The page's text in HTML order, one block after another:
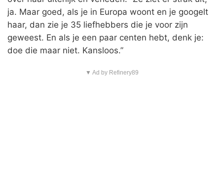
ja. Maar goed, als je in Europa woont en je googelt
haar, dan zie je 35 liefhebbers die je voor zijn
geweest. En als je een paar centen hebt, denk je:
doe die maar niet. Kansloos.”
▼ Ad by Refinery89